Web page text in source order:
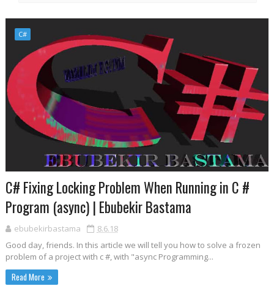
C#
C# Fixing Locking Problem When Running in C #
Program (async) | Ebubekir Bastama
ebubekirbastama
8.6.18
Good day, friends. In this article we will tell you how to solve a frozen
problem of a project with c #, with "async Programming...
Read More